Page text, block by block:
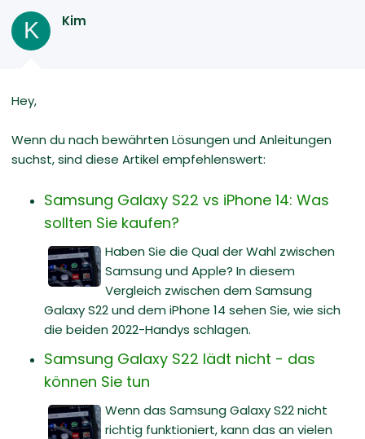
K Kim
Hey,
Wenn du nach bewährten Lösungen und Anleitungen
suchst, sind diese Artikel empfehlenswert:
Samsung Galaxy S22 vs iPhone 14: Was
sollten Sie kaufen?
Haben Sie die Qual der Wahl zwischen
Samsung und Apple? In diesem
Vergleich zwischen dem Samsung
Galaxy S22 und dem iPhone 14 sehen Sie, wie sich
die beiden 2022-Handys schlagen.
Samsung Galaxy S22 lädt nicht - das
können Sie tun
Wenn das Samsung Galaxy S22 nicht
richtig funktioniert, kann das an vielen